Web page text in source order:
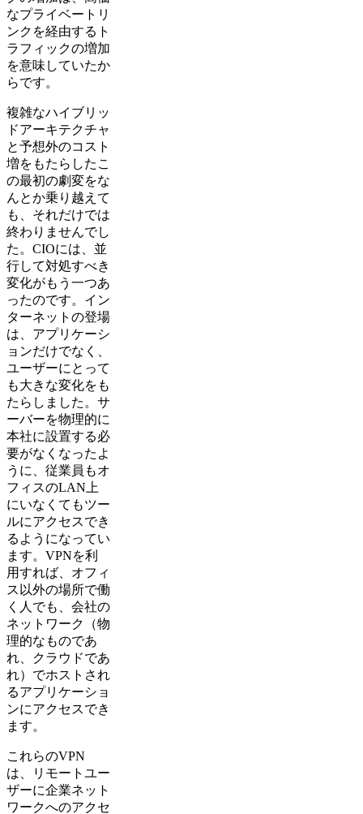
なプライベートリ
ンクを経由するト
ラフィックの増加
を意味していたか
らです。
複雑なハイブリッ
ドアーキテクチャ
と予想外のコスト
増をもたらしたこ
の最初の劇変をな
んとか乗り越えて
も、それだけでは
終わりませんでし
た。CIOには、並
行して対処すべき
変化がもう一つあ
ったのです。イン
ターネットの登場
は、アプリケーシ
ョンだけでなく、
ユーザーにとって
も大きな変化をも
たらしました。サ
ーバーを物理的に
本社に設置する必
要がなくなったよ
うに、従業員もオ
フィスのLAN上
にいなくてもツー
ルにアクセスでき
るようになってい
ます。VPNを利
用すれば、オフィ
ス以外の場所で働
く人でも、会社の
ネットワーク（物
理的なものであ
れ、クラウドであ
れ）でホストされ
るアプリケーショ
ンにアクセスでき
ます。
これらのVPN
は、リモートユー
ザーに企業ネット
ワークへのアクセ